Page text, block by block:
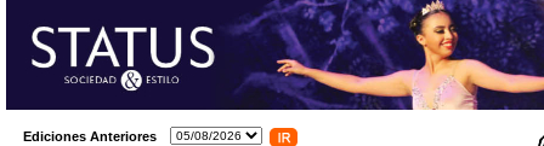
Ediciones Anteriores